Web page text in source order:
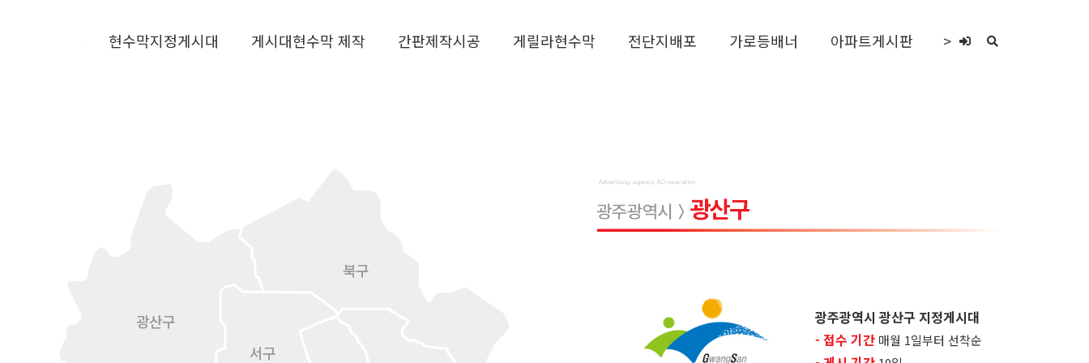
현수막지정게시대 게시대현수막 제작 간판제작시공 게릴라현수막 전단지배포 가로등배너 아파트게시판 >
광산구
북구
서구
광주광역시 광산구 지정게시대
- 접수 기간매월 1일부터 선착순